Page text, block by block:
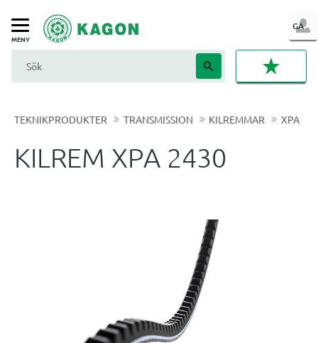
Meny
GA
IN
TEKNIKPRODUKTER TRANSMISSION KILREMMAR XPA
KILREM XPA 2430